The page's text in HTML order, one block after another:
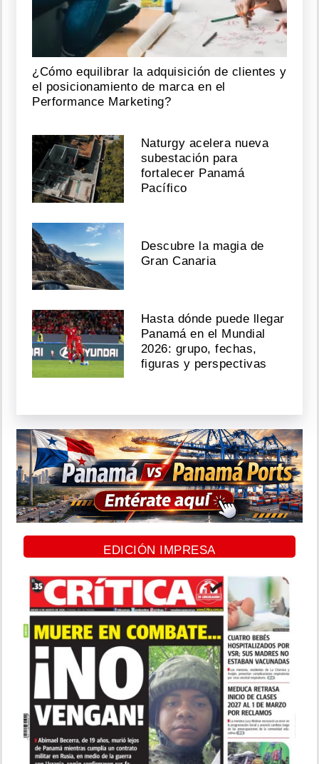
¿Cómo equilibrar la adquisición de clientes y
el posicionamiento de marca en el
Performance Marketing?
Naturgy acelera nueva
subestación para
fortalecer Panamá
Pacífico
Descubre la magia de
Gran Canaria
Hasta dónde puede llegar
Panamá en el Mundial
2026: grupo, fechas,
figuras y perspectivas
EDICIÓN IMPRESA